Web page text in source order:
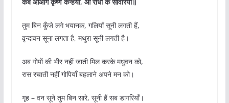
तुम बिन कुँजे लगे भयानक, गलियाँ सूनी लगती हैं,
वृन्दावन सूना लगता है, मथुरा सूनी लगती है।
अब गोपों की भीर नहीं जाती मिल करके मधुवन को,
रास रचाती नहीं गोपियाँ बहलाने अपने मन को।
गृह – वन सूने तुम बिन सारे, सूनी हैं सब डागरियाँ।